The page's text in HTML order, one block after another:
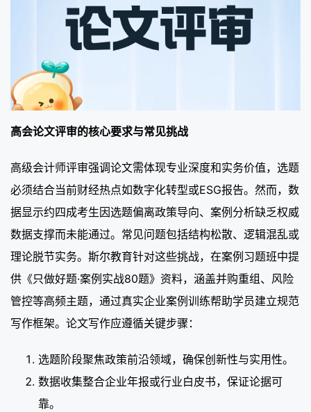
高会论文评审的核心要求与常见挑战
高级会计师评审强调论文需体现专业深度和实务价值，选题
必须结合当前财经热点如数字化转型或ESG报告。然而，数
据显示约四成考生因选题偏离政策导向、案例分析缺乏权威
数据支撑而未能通过。常见问题包括结构松散、逻辑混乱或
理论脱节实务。斯尔教育针对这些挑战，在案例习题班中提
供《只做好题·案例实战80题》资料，涵盖并购重组、风险
管控等高频主题，通过真实企业案例训练帮助学员建立规范
写作框架。论文写作应遵循关键步骤：
选题阶段聚焦政策前沿领域，确保创新性与实用性。
数据收集整合企业年报或行业白皮书，保证论据可
靠。